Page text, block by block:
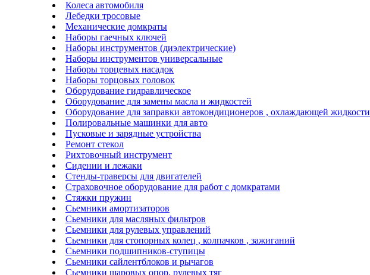
Колеса автомобиля
Лебедки тросовые
Механические домкраты
Наборы гаечных ключей
Наборы инструментов (диэлектрические)
Наборы инструментов универсальные
Наборы торцевых насадок
Наборы торцовых головок
Оборудование гидравлическое
Оборудование для замены масла и жидкостей
Оборудование для заправки автокондиционеров , охлаждающей жидкости
Полировальные машинки для авто
Пусковые и зарядные устройства
Ремонт стекол
Рихтовочный инструмент
Сидении и лежаки
Стенды-траверсы для двигателей
Страховочное оборудование для работ с домкратами
Стяжки пружин
Сьемники амортизаторов
Сьемники для масляных фильтров
Сьемники для рулевых управлений
Сьемники для стопорных колец , колпачков , зажиганий
Сьемники подшипников-ступицы
Сьемники сайлентблоков и рычагов
Сьемники шаровых опор, рулевых тяг